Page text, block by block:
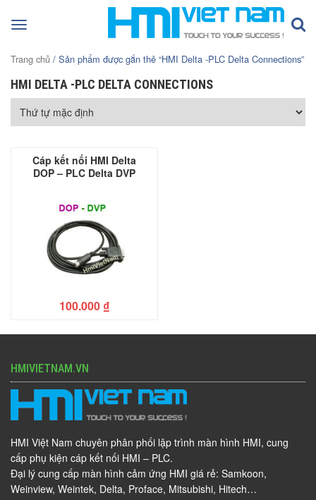
Toggle
Trang chủ / Sản phẩm được gắn thẻ “HMI Delta -PLC Delta Connections”
HMI DELTA -PLC DELTA CONNECTIONS
Cáp kết nối HMI Delta
DOP – PLC Delta DVP
100.000 ₫
HMIVIETNAM.VN
HMI Việt Nam chuyên phân phối lập trình màn hình HMI, cung
cấp phụ kiện cáp kết nối HMI – PLC.
Đại lý cung cấp màn hình cảm ứng HMI giá rẻ: Samkoon,
Weinview, Weintek, Delta, Proface, Mitsubishi, Hitech…